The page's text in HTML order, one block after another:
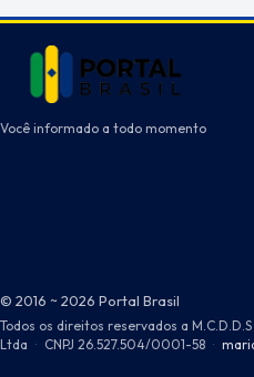
Você informado a todo momento
© 2016 ~ 2026 Portal Brasil
Todos os direitos reservados a
Ltda · CNPJ 26.527.504/0001-58 ·